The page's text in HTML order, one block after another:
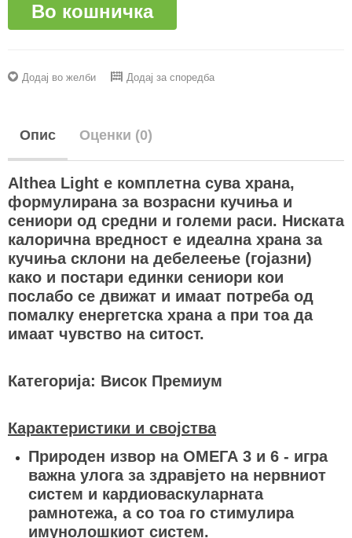
Во кошничка
Додај во желби Додај за споредба
Опис Оценки (0)
Althea Light e комплетна сува храна,
формулирана за возрасни кучиња и
сениори од средни и големи раси. Ниската
калорична вредност е идеална храна за
кучиња склони на дебелеење (гојазни)
како и постари единки сениори кои
послабо се движат и имаат потреба од
помалку енергетска храна а при тоа да
имаат чувство на ситост.
Категорија: Висок Премиум
Карактеристики и својства
Природен извор на ОМЕГА 3 и 6 - игра
важна улога за здравјето на нервниот
систем и кардиоваскуларната
рамнотежа, а со тоа го стимулира
имунолошкиот систем.